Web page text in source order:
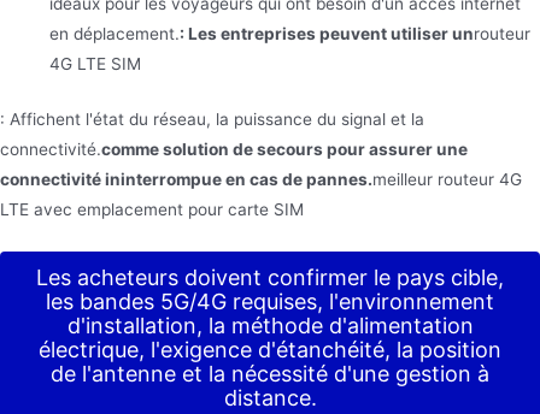
en déplacement.: Les entreprises peuvent utiliser unrouteur
4G LTE SIM
: Affichent l'état du réseau, la puissance du signal et la
connectivité.comme solution de secours pour assurer une
connectivité ininterrompue en cas de pannes.meilleur routeur 4G
LTE avec emplacement pour carte SIM
Les acheteurs doivent confirmer le pays cible,
les bandes 5G/4G requises, l'environnement
d'installation, la méthode d'alimentation
électrique, l'exigence d'étanchéité, la position
de l'antenne et la nécessité d'une gestion à
distance.